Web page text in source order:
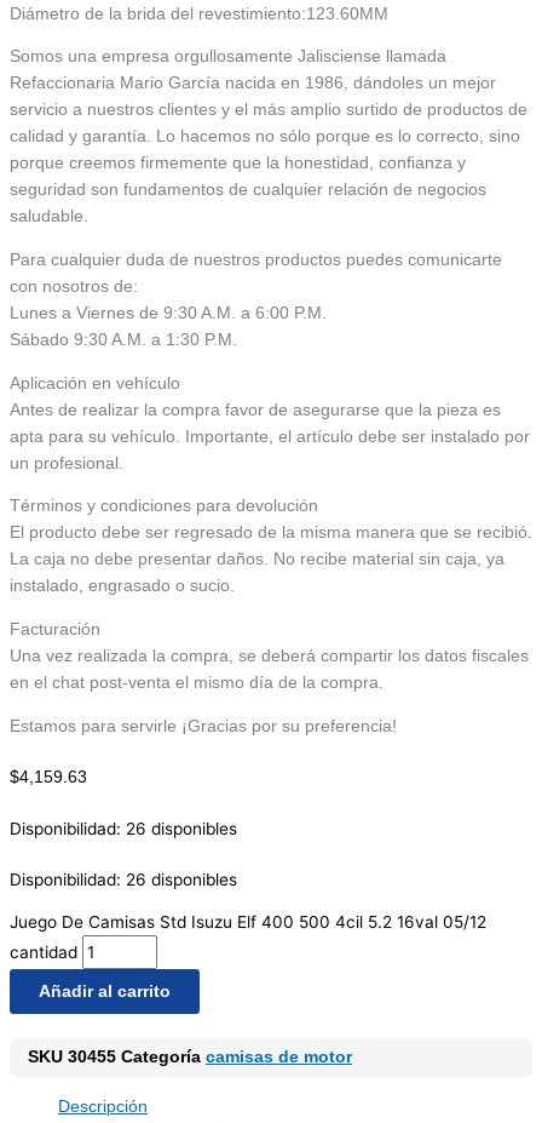
Diámetro de la brida del revestimiento:123.60MM
Somos una empresa orgullosamente Jalisciense llamada
Refaccionaria Mario García nacida en 1986, dándoles un mejor
servicio a nuestros clientes y el más amplio surtido de productos de
calidad y garantía. Lo hacemos no sólo porque es lo correcto, sino
porque creemos firmemente que la honestidad, confianza y
seguridad son fundamentos de cualquier relación de negocios
saludable.
Para cualquier duda de nuestros productos puedes comunicarte
con nosotros de:
Lunes a Viernes de 9:30 A.M. a 6:00 P.M.
Sábado 9:30 A.M. a 1:30 P.M.
Aplicación en vehículo
Antes de realizar la compra favor de asegurarse que la pieza es
apta para su vehículo. Importante, el artículo debe ser instalado por
un profesional.
Términos y condiciones para devolución
El producto debe ser regresado de la misma manera que se recibió.
La caja no debe presentar daños. No recibe material sin caja, ya
instalado, engrasado o sucio.
Facturación
Una vez realizada la compra, se deberá compartir los datos fiscales
en el chat post-venta el mismo día de la compra.
Estamos para servirle ¡Gracias por su preferencia!
$4,159.63
Disponibilidad: 26 disponibles
Disponibilidad: 26 disponibles
Juego De Camisas Std Isuzu Elf 400 500 4cil 5.2 16val 05/12
cantidad
Añadir al carrito
SKU 30455 Categoría camisas de motor
Descripción